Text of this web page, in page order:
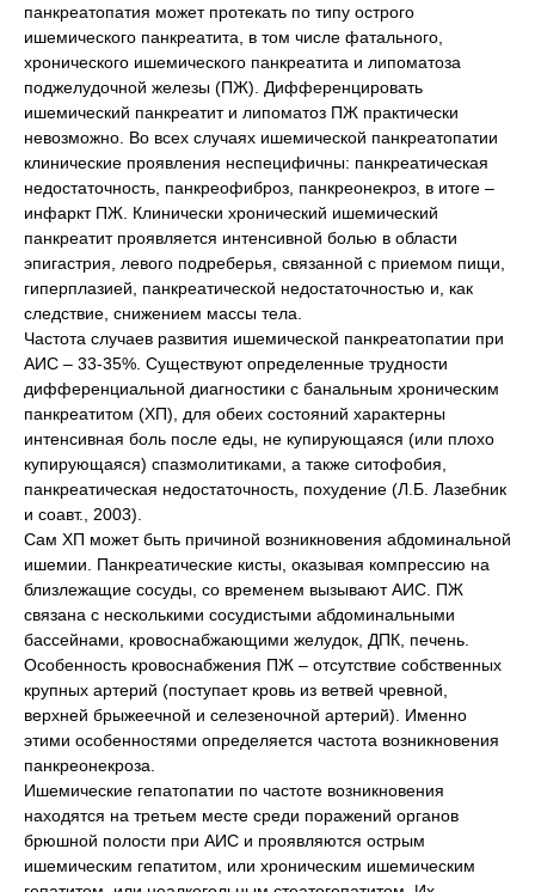
панкреатопатия может протекать по типу острого
ишемического панкреатита, в том числе фатального,
хронического ишемического панкреатита и липоматоза
поджелудочной железы (ПЖ). Дифференцировать
ишемический панкреатит и липоматоз ПЖ практически
невозможно. Во всех случаях ишемической панкреатопатии
клинические проявления неспецифичны: панкреатическая
недостаточность, панкреофиброз, панкреонекроз, в итоге –
инфаркт ПЖ. Клинически хронический ишемический
панкреатит проявляется интенсивной болью в области
эпигастрия, левого подреберья, связанной с приемом пищи,
гиперплазией, панкреатической недостаточностью и, как
следствие, снижением массы тела.
Частота случаев развития ишемической панкреатопатии при
АИС – 33-35%. Существуют определенные трудности
дифференциальной диагностики с банальным хроническим
панкреатитом (ХП), для обеих состояний характерны
интенсивная боль после еды, не купирующаяся (или плохо
купирующаяся) спазмолитиками, а также ситофобия,
панкреатическая недостаточность, похудение (Л.Б. Лазебник
и соавт., 2003).
Сам ХП может быть причиной возникновения абдоминальной
ишемии. Панкреатические кисты, оказывая компрессию на
близлежащие сосуды, со временем вызывают АИС. ПЖ
связана с несколькими сосудистыми абдоминальными
бассейнами, кровоснабжающими желудок, ДПК, печень.
Особенность кровоснабжения ПЖ – отсутствие собственных
крупных артерий (поступает кровь из ветвей чревной,
верхней брыжеечной и селезеночной артерий). Именно
этими особенностями определяется частота возникновения
панкреонекроза.
Ишемические гепатопатии по частоте возникновения
находятся на третьем месте среди поражений органов
брюшной полости при АИС и проявляются острым
ишемическим гепатитом, или хроническим ишемическим